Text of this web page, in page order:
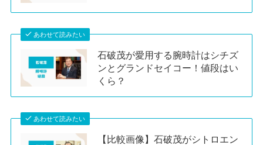
あわせて読みたい
石破茂が愛用する腕時計はシチズ
ンとグランドセイコー！値段はい
くら？
あわせて読みたい
【比較画像】石破茂がシトロエン